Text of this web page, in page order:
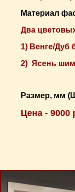
Материал
Два
1) Венге/Дуб
2) Ясень
Размер, мм
Цена - 9000